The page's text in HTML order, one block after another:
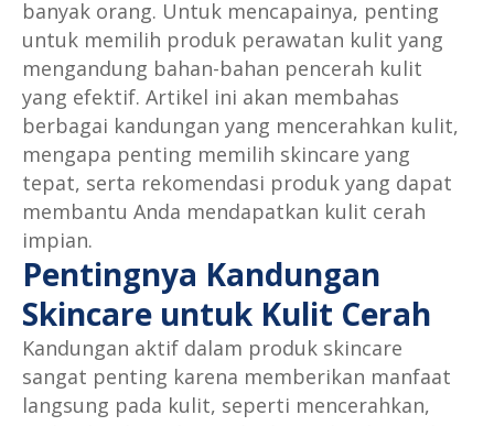
banyak orang. Untuk mencapainya, penting
untuk memilih produk perawatan kulit yang
mengandung bahan-bahan pencerah kulit
yang efektif. Artikel ini akan membahas
berbagai kandungan yang mencerahkan kulit,
mengapa penting memilih skincare yang
tepat, serta rekomendasi produk yang dapat
membantu Anda mendapatkan kulit cerah
impian.
Pentingnya Kandungan
Skincare untuk Kulit Cerah
Kandungan aktif dalam produk skincare
sangat penting karena memberikan manfaat
langsung pada kulit, seperti mencerahkan,